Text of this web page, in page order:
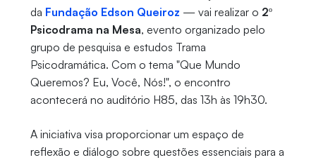
da Fundação Edson Queiroz — vai realizar o 2º
Psicodrama na Mesa, evento organizado pelo
grupo de pesquisa e estudos Trama
Psicodramática. Com o tema "Que Mundo
Queremos? Eu, Você, Nós!", o encontro
acontecerá no auditório H85, das 13h às 19h30.
A iniciativa visa proporcionar um espaço de
reflexão e diálogo sobre questões essenciais para a